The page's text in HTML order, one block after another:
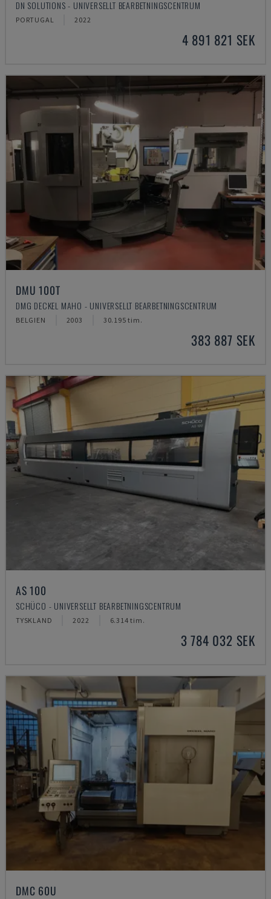
DN SOLUTIONS - UNIVERSELLT BEARBETNINGSCENTRUM
PORTUGAL 2022
4 891 821 SEK
DMU 100T
DMG DECKEL MAHO - UNIVERSELLT BEARBETNINGSCENTRUM
BELGIEN 2003 30.195 tim.
383 887 SEK
AS 100
SCHÜCO - UNIVERSELLT BEARBETNINGSCENTRUM
TYSKLAND 2022 6.314 tim.
3 784 032 SEK
DMC 60U